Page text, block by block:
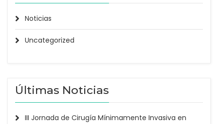
Noticias
Uncategorized
Últimas Noticias
III Jornada de Cirugía Mínimamente Invasiva en